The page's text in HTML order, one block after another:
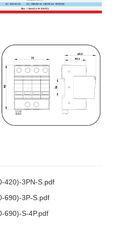
420)-3PN-S.pdf
690)-3P-S.pdf
690)-S-4P.pdf